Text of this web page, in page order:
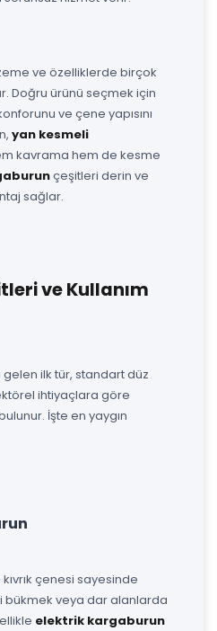
ve özelliklerde birçok
Doğru ürünü seçmek için
ve çene yapısını
yan kesmeli
kavrama hem de kesme
çeşitleri derin ve
sağlar.
ve Kullanım
ilk tür, standart düz
ihtiyaçlara göre
İşte en yaygın
çenesi sayesinde
bükmek veya dar alanlarda
elektrik kargaburun